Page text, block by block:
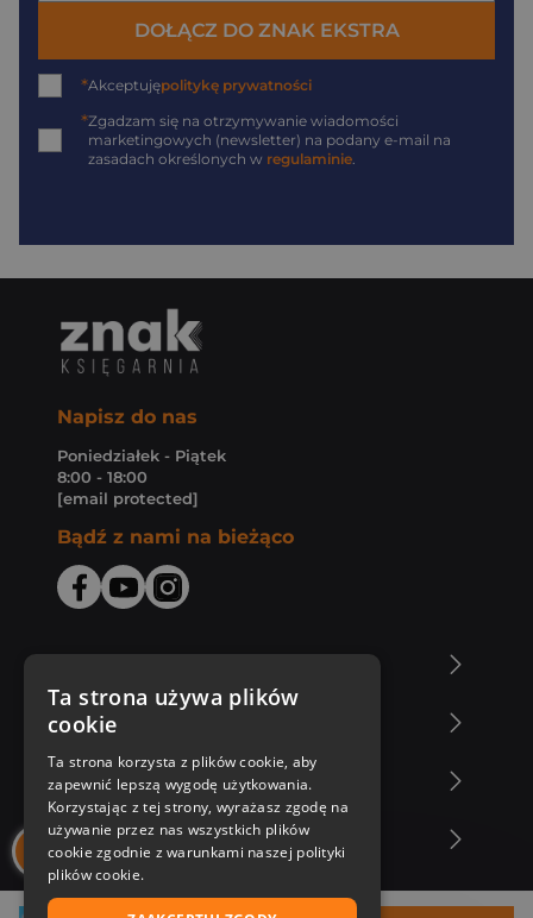
DOŁĄCZ DO ZNAK EKSTRA
*Akceptujępolitykę prywatności
*Zgadzam się na otrzymywanie wiadomości
marketingowych (newsletter) na podany e-mail na
zasadach określonych w regulaminie
Napisz do nas
Poniedziałek - Piątek
8:00 - 18:00
[email protected]
Bądź z nami na bieżąco
Zakupy u nas
Nasza oferta
Nasi autorzy
Ta strona używa plików
cookie
Ta strona korzysta z plików cookie, aby
zapewnić lepszą wygodę użytkowania.
Korzystając z tej strony, wyrażasz zgodę na
używanie przez nas wszystkich plików
cookie zgodnie z warunkami naszej polityki
plików cookie.